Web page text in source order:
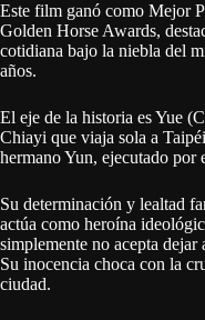
Este film ganó como Mejor
Golden Horse Awards,
cotidiana bajo la niebla del
años.
El eje de la historia es Yue
Chiayi que viaja sola a
hermano Yun, ejecutado
Su determinación y lealtad
actúa como heroína
simplemente no acepta
Su inocencia choca con la
ciudad.